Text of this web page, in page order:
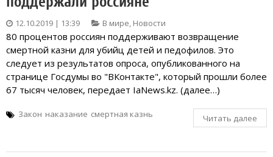
12.10.2019 | 13:39 В мире, Новости
80 процентов россиян поддерживают возвращение
смертной казни для убийц детей и педофилов. Это
следует из результатов опроса, опубликованного на
странице Госдумы во "ВКонтакте", который прошли более
67 тысяч человек, передает IaNews.kz. (далее…)
Закон наказание смертная казнь Читать далее